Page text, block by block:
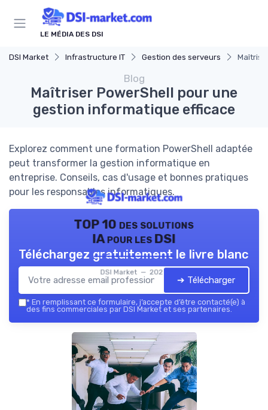
LE MÉDIA DES DSI
DSI Market Infrastructure IT Gestion des serveurs
Blog
Maîtriser PowerShell pour une
gestion informatique efficace
Explorez comment une formation PowerShell adaptée
peut transformer la gestion informatique en
entreprise. Conseils, cas d'usage et bonnes pratiques
pour les responsables informatiques.
TOP 10 des solutions
IA pour les DSI
DSI Market — 2026
Téléchargez gratuitement le livre blanc
➔ Télécharger
* En remplissant ce formulaire, j’accepte d’être contacté(e) à
des fins commerciales par DSI Market et ses partenaires.
Panneau de gestion des cookies